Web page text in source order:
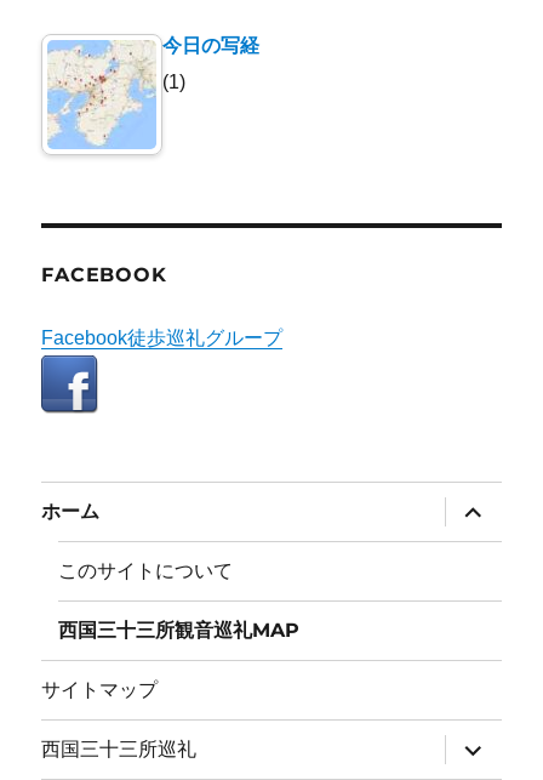
今日の写経
(1)
FACEBOOK
Facebook徒歩巡礼グループ
ホーム
ブ
メ
ー
開
このサイトについて
西国三十三所観音巡礼MAP
サイトマップ
西国三十三所巡礼
ブ